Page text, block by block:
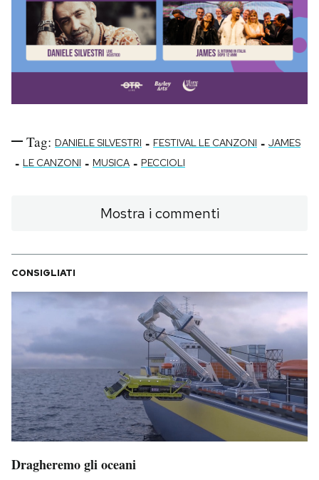
Tag: DANIELE SILVESTRI - FESTIVAL LE CANZONI - JAMES
- LE CANZONI - MUSICA - PECCIOLI
Mostra i commenti
CONSIGLIATI
Dragheremo gli oceani